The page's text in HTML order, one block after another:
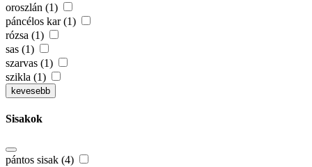
oroszlán (1)
páncélos kar (1)
rózsa (1)
sas (1)
szarvas (1)
szikla (1)
kevesebb
Sisakok
pántos sisak (4)